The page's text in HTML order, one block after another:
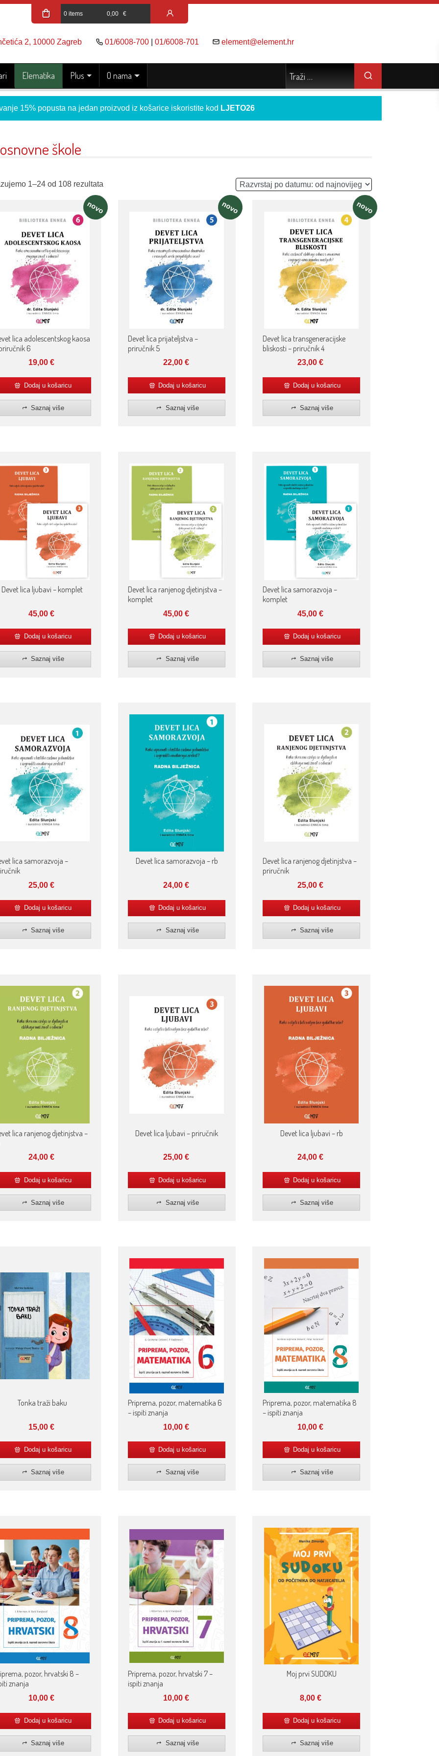
0 items 0,00 €
2, 10000 Zagreb 01/6008-700| 01/6008-701 element@element.hr
Elematika Plus O nama
15% popusta na jedan proizvod iz košarice iskoristite kod LJETO26
škole
1–24 od 108 rezultata
novo
lica adolescentskog kaosa
6
19,00€
Dodaj u košaricu
Saznaj više
novo
Devet lica prijateljstva –
priručnik 5
22,00 €
Dodaj u košaricu
Saznaj više
novo
Devet lica transgeneracijske
bliskosti – priručnik 4
23,00€
Dodaj u košaricu
Saznaj više
Devet lica ljubavi – komplet
45,00€
Dodaj u košaricu
Saznaj više
Devet lica ranjenog djetinjstva –
komplet
45,00 €
Dodaj u košaricu
Saznaj više
Devet lica samorazvoja –
komplet
45,00€
Dodaj u košaricu
Saznaj više
lica samorazvoja –
25,00€
Dodaj u košaricu
Saznaj više
Devet lica samorazvoja – rb
24,00 €
Dodaj u košaricu
Saznaj više
Devet lica ranjenog djetinjstva –
priručnik
25,00€
Dodaj u košaricu
Saznaj više
lica ranjenog djetinjstva –
24,00€
Dodaj u košaricu
Saznaj više
Devet lica ljubavi – priručnik
25,00 €
Dodaj u košaricu
Saznaj više
Devet lica ljubavi – rb
24,00€
Dodaj u košaricu
Saznaj više
Tonka traži baku
15,00€
Dodaj u košaricu
Saznaj više
Priprema, pozor, matematika 6
– ispiti znanja
10,00 €
Dodaj u košaricu
Saznaj više
Priprema, pozor, matematika 8
– ispiti znanja
10,00€
Dodaj u košaricu
Saznaj više
pozor, hrvatski 8 –
znanja
10,00€
Dodaj u košaricu
Saznaj više
Priprema, pozor, hrvatski 7 –
ispiti znanja
10,00 €
Dodaj u košaricu
Saznaj više
Moj prvi SUDOKU
8,00 €
Dodaj u košaricu
Saznaj više